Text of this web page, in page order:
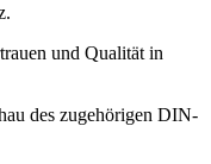
und Qualität in
des zugehörigen DIN-